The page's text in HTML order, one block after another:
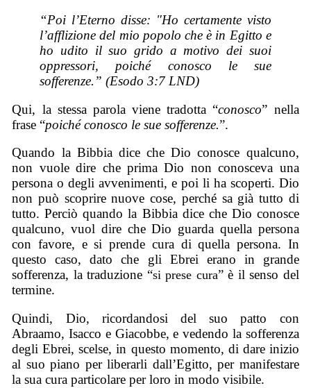
“Poi l’Eterno disse: "Ho certamente visto
l’afflizione del mio popolo che è in Egitto e
ho udito il suo grido a motivo dei suoi
oppressori, poiché conosco le sue
sofferenze.” (Esodo 3:7 LND)
Qui, la stessa parola viene tradotta “conosco” nella
frase “poiché conosco le sue sofferenze.”.
Quando la Bibbia dice che Dio conosce qualcuno,
non vuole dire che prima Dio non conosceva una
persona o degli avvenimenti, e poi li ha scoperti. Dio
non può scoprire nuove cose, perché sa già tutto di
tutto. Perciò quando la Bibbia dice che Dio conosce
qualcuno, vuol dire che Dio guarda quella persona
con favore, e si prende cura di quella persona. In
questo caso, dato che gli Ebrei erano in grande
sofferenza, la traduzione “si prese cura” è il senso del
termine.
Quindi, Dio, ricordandosi del suo patto con
Abraamo, Isacco e Giacobbe, e vedendo la sofferenza
degli Ebrei, scelse, in questo momento, di dare inizio
al suo piano per liberarli dall’Egitto, per manifestare
la sua cura particolare per loro in modo visibile.